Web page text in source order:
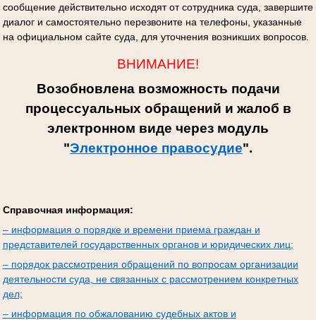
сообщение действительно исходят от сотрудника суда, завершите
диалог и самостоятельно перезвоните на телефоны, указанные
на официальном сайте суда, для уточнения возникших вопросов.
ВНИМАНИЕ!
Возобновлена возможность подачи
процессуальных обращений и жалоб в
электронном виде через модуль
"Электронное правосудие".
Справочная информация:
– информация о порядке и времени приема граждан и
представителей государственных органов и юридических лиц;
– порядок рассмотрения обращений по вопросам организации
деятельности суда, не связанных с рассмотрением конкретных
дел;
– информация по обжалованию судебных актов и